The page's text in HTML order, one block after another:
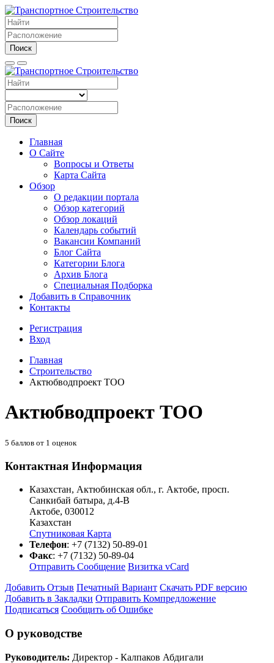
Поиск
Поиск
Главная
О Сайте
Вопросы и Ответы
Карта Сайта
Обзор
О редакции портала
Обзор категорий
Обзор локаций
Календарь событий
Вакансии Компаний
Блог Сайта
Категории Блога
Архив Блога
Специальная Подборка
Добавить в Справочник
Контакты
Регистрация
Вход
Главная
Строительство
Актюбводпроект ТОО
Актюбводпроект ТОО
5 баллов от 1 оценок
Контактная Информация
Казахстан, Актюбинская обл., г. Актобе, просп.
Санкибай батыра, д.4-В
Актобе, 030012
Казахстан
Спутниковая Карта
Телефон: +7 (7132) 50-89-01
Факс: +7 (7132) 50-89-04
Отправить Сообщение Визитка vCard
Добавить Отзыв Печатный Вариант Скачать PDF версию
Добавить в Закладки Отправить Компредложение
Подписаться Сообщить об Ошибке
О руководстве
Руководитель: Директор - Калпаков Абдигали